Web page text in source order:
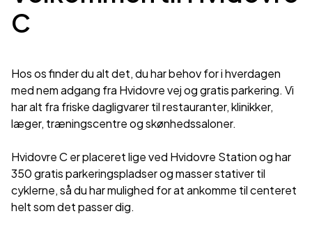
C
Hos os finder du alt det, du har behov for i hverdagen
med nem adgang fra Hvidovre vej og gratis parkering. Vi
har alt fra friske dagligvarer til restauranter, klinikker,
læger, træningscentre og skønhedssaloner.
Hvidovre C er placeret lige ved Hvidovre Station og har
350 gratis parkeringspladser og masser stativer til
cyklerne, så du har mulighed for at ankomme til centeret
helt som det passer dig.